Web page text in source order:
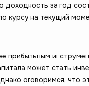
доходность за год
курсу на текущий
прибыльным
может стать
оговоримся, что